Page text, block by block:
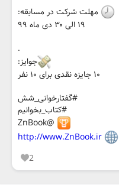
مهلت شرکت در مسابقه:
۱۹ الی ۳۰ دی ماه ۹۹
.
جوایز:
۱۰ جایزه نقدی برای ۱۰ نفر
#گفتارخوانی_شش
#کتاب_بخوانیم
@ZnBook
http://www.ZnBook.ir
2